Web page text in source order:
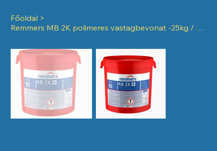
Főoldal >
Remmers MB 2K polimeres vastagbevonat -25kg / vödör